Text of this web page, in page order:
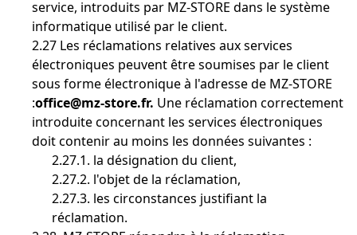
service, introduits par MZ-STORE dans le système
informatique utilisé par le client.
2.27 Les réclamations relatives aux services
électroniques peuvent être soumises par le client
sous forme électronique à l'adresse de MZ-STORE
:office@mz-store.fr. Une réclamation correctement
introduite concernant les services électroniques
doit contenir au moins les données suivantes :
2.27.1. la désignation du client,
2.27.2. l'objet de la réclamation,
2.27.3. les circonstances justifiant la
réclamation.